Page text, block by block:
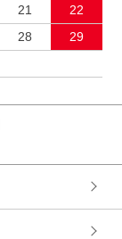
21
22
28
29